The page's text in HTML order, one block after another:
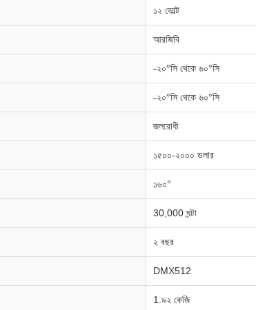
১২ ভোল্ট
আরজিবি
-২০°সি থেকে ৬০°সি
-২০°সি থেকে ৬০°সি
জলরোধী
১৫০০-২০০০ ডলার
১৬০°
30,000 ঘন্টা
২ বছর
DMX512
1.৯২ কেজি